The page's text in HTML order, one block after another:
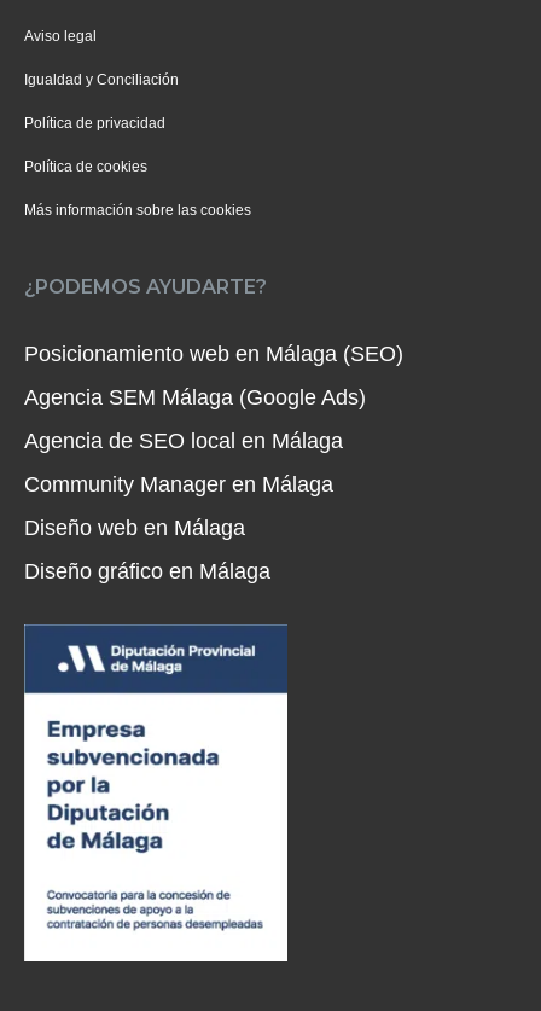
Aviso legal
Igualdad y Conciliación
Política de privacidad
Política de cookies
Más información sobre las cookies
¿PODEMOS AYUDARTE?
Posicionamiento web en Málaga (SEO)
Agencia SEM Málaga (Google Ads)
Agencia de SEO local en Málaga
Community Manager en Málaga
Diseño web en Málaga
Diseño gráfico en Málaga